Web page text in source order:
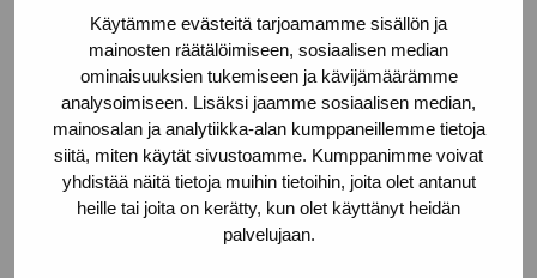
Käytämme evästeitä tarjoamamme sisällön ja
mainosten räätälöimiseen, sosiaalisen median
ominaisuuksien tukemiseen ja kävijämäärämme
analysoimiseen. Lisäksi jaamme sosiaalisen median,
mainosalan ja analytiikka-alan kumppaneillemme tietoja
siitä, miten käytät sivustoamme. Kumppanimme voivat
yhdistää näitä tietoja muihin tietoihin, joita olet antanut
heille tai joita on kerätty, kun olet käyttänyt heidän
palvelujaan.
Kustaa Vaasan katu 11
10600 Tammisaari
proartibus@proartibus.fi
+358 (0)50 371 6339